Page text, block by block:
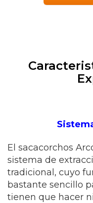
El sacacorchos
sistema de
tradicional, cuyo
bastante sencillo
tienen que hacer